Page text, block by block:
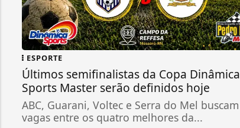
ESPORTE
Últimos semifinalistas da Copa Dinâmica
Sports Master serão definidos hoje
ABC, Guarani, Voltec e Serra do Mel buscam
vagas entre os quatro melhores da...